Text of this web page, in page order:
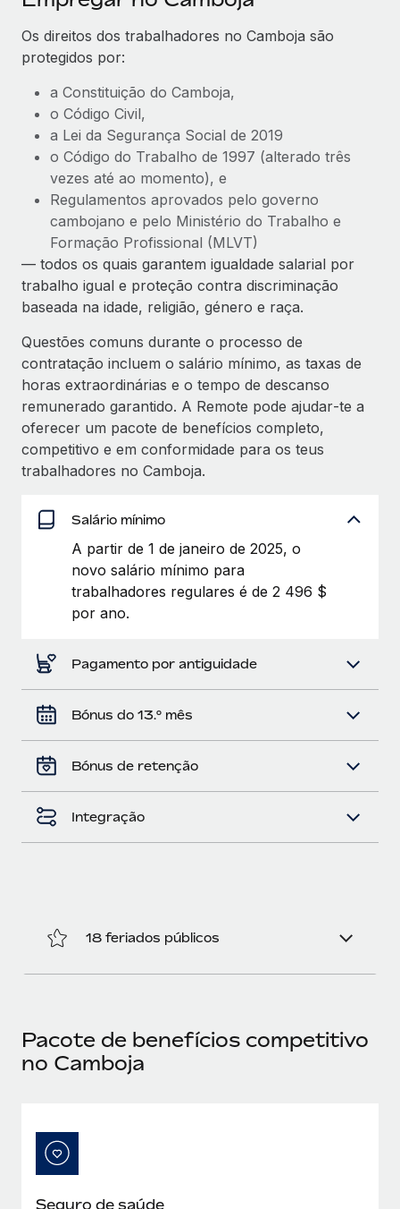
Os direitos dos trabalhadores no Camboja são
protegidos por:
a Constituição do Camboja,
o Código Civil,
a Lei da Segurança Social de 2019
o Código do Trabalho de 1997 (alterado três
vezes até ao momento), e
Regulamentos aprovados pelo governo
cambojano e pelo Ministério do Trabalho e
Formação Profissional (MLVT)
— todos os quais garantem igualdade salarial por
trabalho igual e proteção contra discriminação
baseada na idade, religião, género e raça.
Questões comuns durante o processo de
contratação incluem o salário mínimo, as taxas de
horas extraordinárias e o tempo de descanso
remunerado garantido. A Remote pode ajudar‑te a
oferecer um pacote de benefícios completo,
competitivo e em conformidade para os teus
trabalhadores no Camboja.
Salário mínimo
A partir de 1 de janeiro de 2025, o
novo salário mínimo para
trabalhadores regulares é de 2 496 $
por ano.
Pagamento por antiguidade
Bónus do 13.º mês
Bónus de retenção
Integração
18 feriados públicos
Pacote de benefícios competitivo
no Camboja
Seguro de saúde